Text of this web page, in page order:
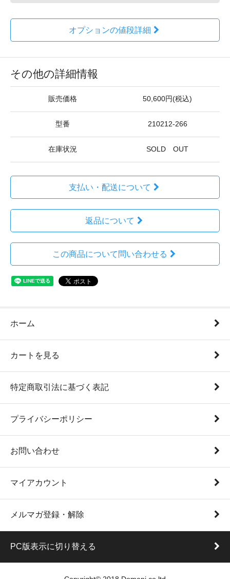
オプションの値段詳細
その他の詳細情報
販売価格 50,600円(税込)
型番 210212-266
在庫状況 SOLD OUT
支払い・配送について
返品について
この商品について問い合わせる
ホーム
カートを見る
特定商取引法に基づく表記
プライバシーポリシー
お問い合わせ
マイアカウント
メルマガ登録・解除
PC版表示に切り替える